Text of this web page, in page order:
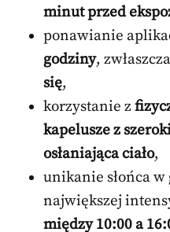
minut przed
ponawianie
godziny, zwłaszcza
się,
korzystanie z
kapelusze z
osłaniająca ciało,
unikanie słońca
największej
między 10:00 a